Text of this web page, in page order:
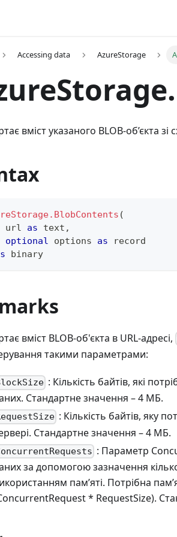
Accessing data AzureStorage
вміст указаного BLOB-об’єкта
(
url
as text ,
optional options as
record
binary
вміст BLOB-об'єкта в URL-адресі,
такими параметрами:
: Кількість байтів, які
Стандартне значення – 4 МБ.
: Кількість байтів, яку
Стандартне значення – 4 МБ.
: Параметр
за допомогою зазначення
пам’яті. Потрібна
* RequestSize).